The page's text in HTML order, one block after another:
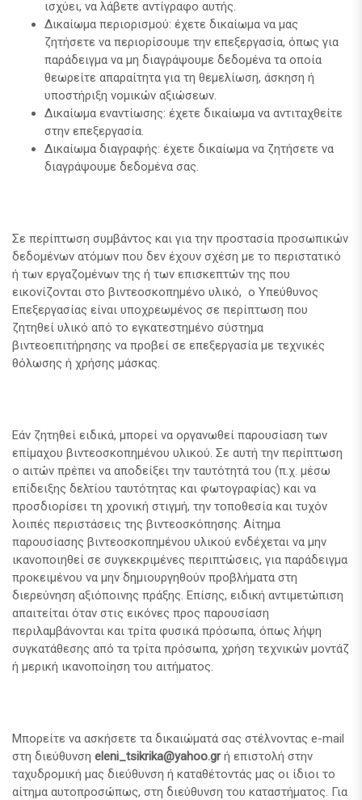
ισχύει, να λάβετε αντίγραφο αυτής.
Δικαίωμα περιορισμού: έχετε δικαίωμα να μας
ζητήσετε να περιορίσουμε την επεξεργασία, όπως για
παράδειγμα να μη διαγράψουμε δεδομένα τα οποία
θεωρείτε απαραίτητα για τη θεμελίωση, άσκηση ή
υποστήριξη νομικών αξιώσεων.
Δικαίωμα εναντίωσης: έχετε δικαίωμα να αντιταχθείτε
στην επεξεργασία.
Δικαίωμα διαγραφής: έχετε δικαίωμα να ζητήσετε να
διαγράψουμε δεδομένα σας.
Σε περίπτωση συμβάντος και για την προστασία προσωπικών
δεδομένων ατόμων που δεν έχουν σχέση με το περιστατικό
ή των εργαζομένων της ή των επισκεπτών της που
εικονίζονται στο βιντεοσκοπημένο υλικό, ο Υπεύθυνος
Επεξεργασίας είναι υποχρεωμένος σε περίπτωση που
ζητηθεί υλικό από το εγκατεστημένο σύστημα
βιντεοεπιτήρησης να προβεί σε επεξεργασία με τεχνικές
θόλωσης ή χρήσης μάσκας.
Εάν ζητηθεί ειδικά, μπορεί να οργανωθεί παρουσίαση των
επίμαχου βιντεοσκοπημένου υλικού. Σε αυτή την περίπτωση
ο αιτών πρέπει να αποδείξει την ταυτότητά του (π.χ. μέσω
επίδειξης δελτίου ταυτότητας και φωτογραφίας) και να
προσδιορίσει τη χρονική στιγμή, την τοποθεσία και τυχόν
λοιπές περιστάσεις της βιντεοσκόπησης. Αίτημα
παρουσίασης βιντεοσκοπημένου υλικού ενδέχεται να μην
ικανοποιηθεί σε συγκεκριμένες περιπτώσεις, για παράδειγμα
προκειμένου να μην δημιουργηθούν προβλήματα στη
διερεύνηση αξιόποινης πράξης. Επίσης, ειδική αντιμετώπιση
απαιτείται όταν στις εικόνες προς παρουσίαση
περιλαμβάνονται και τρίτα φυσικά πρόσωπα, όπως λήψη
συγκατάθεσης από τα τρίτα πρόσωπα, χρήση τεχνικών μοντάζ
ή μερική ικανοποίηση του αιτήματος.
Μπορείτε να ασκήσετε τα δικαιώματά σας στέλνοντας e-mail
στη διεύθυνση eleni_tsikrika@yahoo.grή επιστολή στην
ταχυδρομική μας διεύθυνση ή καταθέτοντάς μας οι ίδιοι το
αίτημα αυτοπροσώπως, στη διεύθυνση του καταστήματος. Για